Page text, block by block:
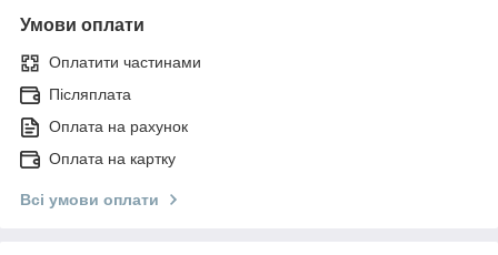
Умови оплати
Оплатити частинами
Післяплата
Оплата на рахунок
Оплата на картку
Всі умови оплати